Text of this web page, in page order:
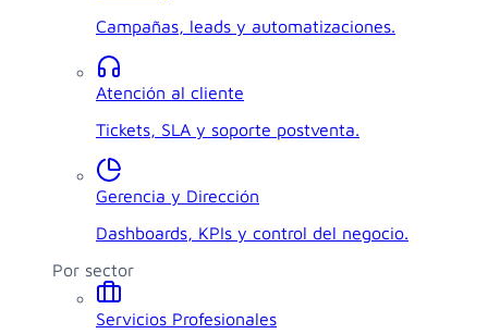
Campañas, leads y automatizaciones.
Atención al cliente
Tickets, SLA y soporte postventa.
Gerencia y Dirección
Dashboards, KPIs y control del negocio.
Por sector
Servicios Profesionales